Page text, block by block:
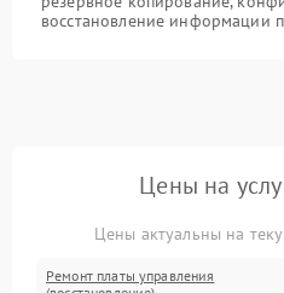
восстановление информации
Цены на
Цены актуальны на
Ремонт платы управления